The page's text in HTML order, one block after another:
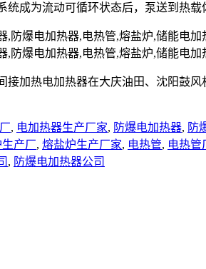
成为流动可循环状态后，泵送到热载
加热电加热器在大庆油田、沈阳鼓
, 电加热器生产厂家, 防爆电加热器, 防
产厂, 熔盐炉生产厂家, 电热管, 电热管
, 防爆电加热器公司